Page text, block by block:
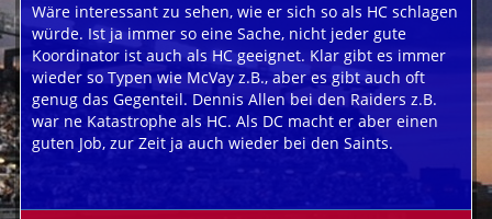
Wäre interessant zu sehen, wie er sich so als HC schlagen
würde. Ist ja immer so eine Sache, nicht jeder gute
Koordinator ist auch als HC geeignet. Klar gibt es immer
wieder so Typen wie McVay z.B., aber es gibt auch oft
genug das Gegenteil. Dennis Allen bei den Raiders z.B.
war ne Katastrophe als HC. Als DC macht er aber einen
guten Job, zur Zeit ja auch wieder bei den Saints.